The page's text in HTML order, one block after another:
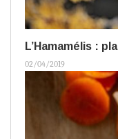
L’Hamamélis :
02/04/2019